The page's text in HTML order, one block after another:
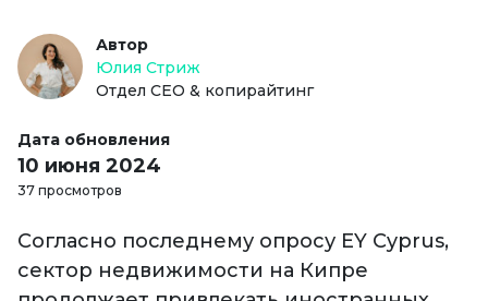
Автор
Юлия Стриж
Отдел СЕО & копирайтинг
Дата обновления
10 июня 2024
37 просмотров
Согласно последнему опросу EY Cyprus,
сектор недвижимости на Кипре